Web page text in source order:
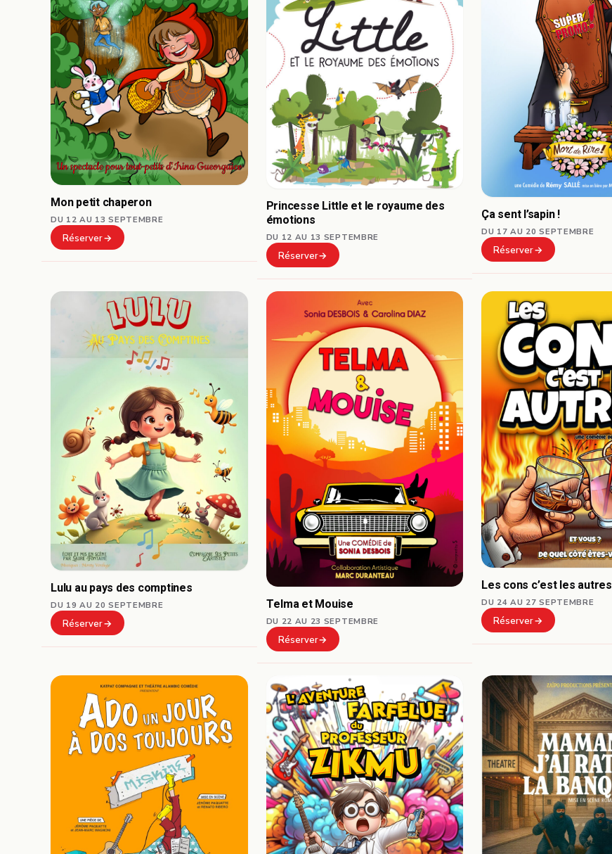
Mon petit chaperon
DU 12 AU 13 SEPTEMBRE
Réserver
Princesse Little et le royaume des
émotions
DU 12 AU 13 SEPTEMBRE
Réserver
Ça sent l’sapin !
DU 17 AU 20 SEPTEMBRE
Réserver
Lulu au pays des comptines
DU 19 AU 20 SEPTEMBRE
Réserver
Telma et Mouise
DU 22 AU 23 SEPTEMBRE
Réserver
Les cons c’est les autres
DU 24 AU 27 SEPTEMBRE
Réserver